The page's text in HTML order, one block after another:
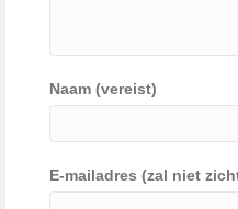
Naam (vereist)
E-mailadres (zal niet